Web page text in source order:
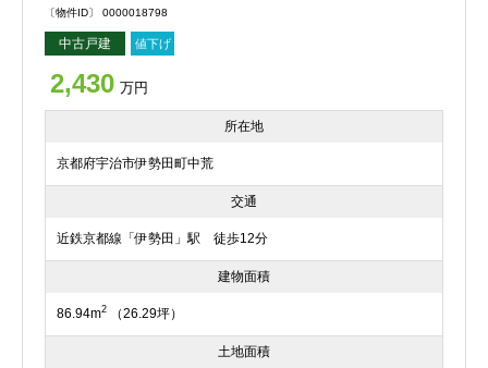
〔物件ID〕 0000018798
中古戸建 値下げ
2,430 万円
所在地
京都府宇治市伊勢田町中荒
交通
近鉄京都線「伊勢田」駅 徒歩12分
建物面積
86.94m2 （26.29坪）
土地面積